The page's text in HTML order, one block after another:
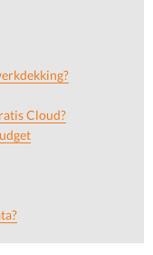
Cloud?